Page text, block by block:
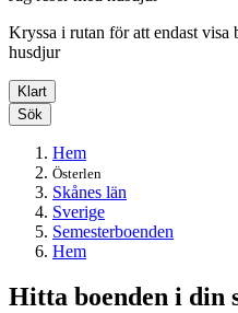
Kryssa i rutan för att endast visa
husdjur
Klart
Sök
Hem
Österlen
Skånes län
Sverige
Semesterboenden
Hem
Hitta boenden i din